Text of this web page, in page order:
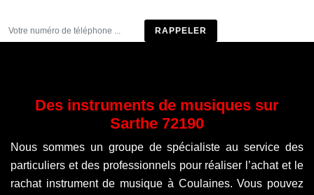
Des instruments de musiques sur
Sarthe 72190
Nous sommes un groupe de spécialiste au service des
particuliers et des professionnels pour réaliser l’achat et le
rachat instrument de musique à Coulaines. Vous pouvez